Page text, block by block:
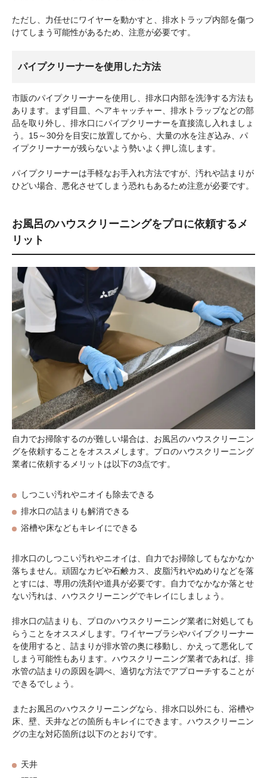
ただし、力任せにワイヤーを動かすと、排水トラップ内部を傷つ
けてしまう可能性があるため、注意が必要です。
パイプクリーナーを使用した方法
市販のパイプクリーナーを使用し、排水口内部を洗浄する方法も
あります。まず目皿、ヘアキャッチャー、排水トラップなどの部
品を取り外し、排水口にパイプクリーナーを直接流し入れましょ
う。15～30分を目安に放置してから、大量の水を注ぎ込み、パ
イプクリーナーが残らないよう勢いよく押し流します。
パイプクリーナーは手軽なお手入れ方法ですが、汚れや詰まりが
ひどい場合、悪化させてしまう恐れもあるため注意が必要です。
お風呂のハウスクリーニングをプロに依頼するメ
リット
自力でお掃除するのが難しい場合は、お風呂のハウスクリーニン
グを依頼することをオススメします。プロのハウスクリーニング
業者に依頼するメリットは以下の3点です。
しつこい汚れやニオイも除去できる
排水口の詰まりも解消できる
浴槽や床などもキレイにできる
排水口のしつこい汚れやニオイは、自力でお掃除してもなかなか
落ちません。頑固なカビや石鹸カス、皮脂汚れやぬめりなどを落
とすには、専用の洗剤や道具が必要です。自力でなかなか落とせ
ない汚れは、ハウスクリーニングでキレイにしましょう。
排水口の詰まりも、プロのハウスクリーニング業者に対処しても
らうことをオススメします。ワイヤーブラシやパイプクリーナー
を使用すると、詰まりが排水管の奥に移動し、かえって悪化して
しまう可能性もあります。ハウスクリーニング業者であれば、排
水管の詰まりの原因を調べ、適切な方法でアプローチすることが
できるでしょう。
またお風呂のハウスクリーニングなら、排水口以外にも、浴槽や
床、壁、天井などの箇所もキレイにできます。ハウスクリーニン
グの主な対応箇所は以下のとおりです。
天井